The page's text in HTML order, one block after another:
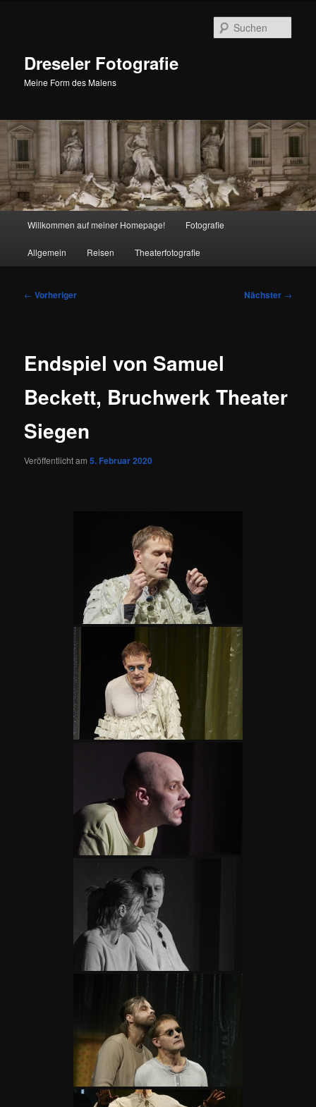
Dreseler Fotografie
Meine Form des Malens
Willkommen auf meiner Homepage! Fotografie
Allgemein Reisen Theaterfotografie
Beitragsnavigation
← Vorheriger Nächster →
Endspiel von Samuel
Beckett, Bruchwerk Theater
Siegen
Veröffentlicht am5. Februar 2020